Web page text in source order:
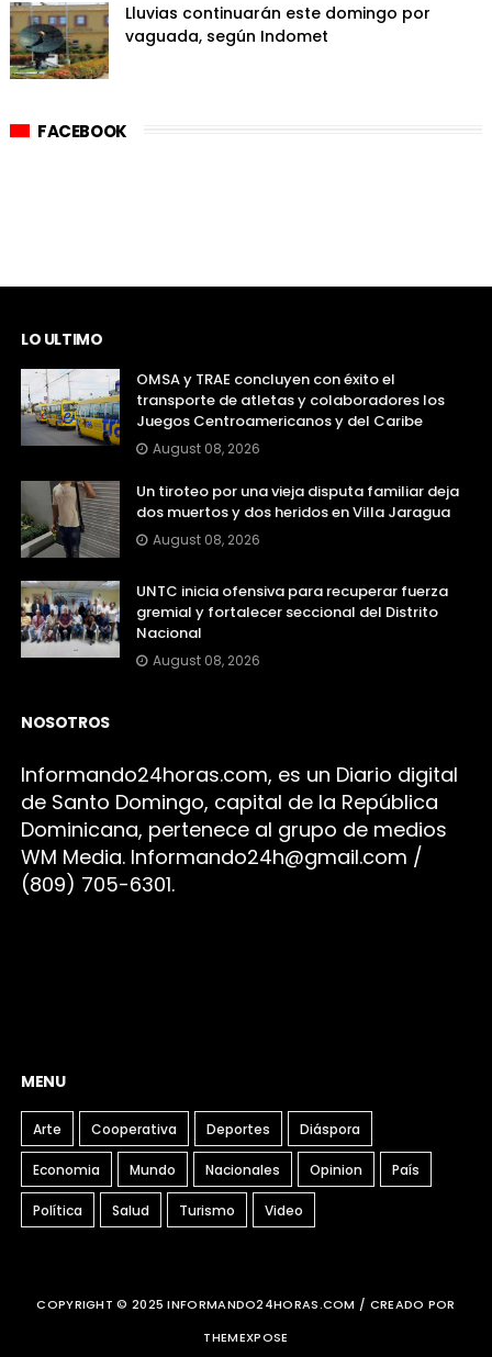
Lluvias continuarán este domingo por
vaguada, según Indomet
FACEBOOK
LO ULTIMO
OMSA y TRAE concluyen con éxito el
transporte de atletas y colaboradores los
Juegos Centroamericanos y del Caribe
August 08, 2026
Un tiroteo por una vieja disputa familiar deja
dos muertos y dos heridos en Villa Jaragua
August 08, 2026
UNTC inicia ofensiva para recuperar fuerza
gremial y fortalecer seccional del Distrito
Nacional
August 08, 2026
NOSOTROS
Informando24horas.com, es un Diario digital
de Santo Domingo, capital de la República
Dominicana, pertenece al grupo de medios
WM Media. Informando24h@gmail.com /
(809) 705-6301.
MENU
Arte Cooperativa Deportes Diáspora
Economia Mundo Nacionales Opinion País
Política Salud Turismo Video
COPYRIGHT © 2025 INFORMANDO24HORAS.COM / CREADO POR
THEMEXPOSE